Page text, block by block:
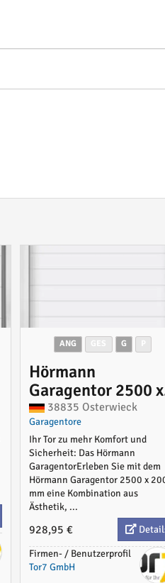
ANG G
Hörmann
Garagentor 2500 x
2000 mm mit oder
ohne Antrieb
38835 Osterwieck
Garagentore
Ihr Tor zu mehr Komfort und
Sicherheit: Das Hörmann
GaragentorErleben Sie mit dem
Hörmann Garagentor 2500 x
mm eine Kombination aus
Ästhetik, ...
928,95 €
Firmen- / Benutzerprofil
Tor7 GmbH